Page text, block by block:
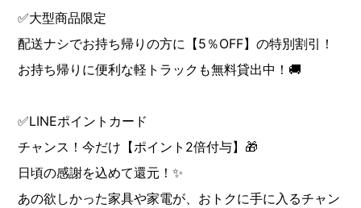
✅大型商品限定
配送ナシでお持ち帰りの方に【5％OFF】の特別割引！
お持ち帰りに便利な軽トラックも無料貸出中！🚚
✅LINEポイントカード
チャンス！今だけ【ポイント2倍付与】🎁
日頃の感謝を込めて還元！✨
あの欲しかった家具や家電が、おトクに手に入るチャン